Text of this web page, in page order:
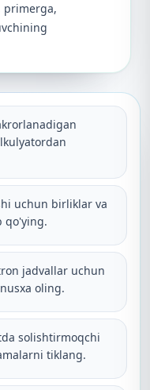
primerga,
uchun birliklar va
qo'ying.
jadvallar uchun
oling.
solishtirmoqchi
tiklang.